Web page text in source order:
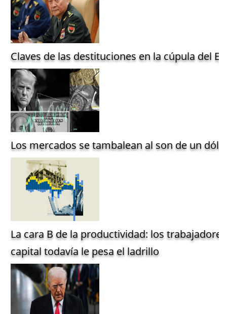
Claves de las destituciones en la cúpula del
Los mercados se tambalean al son de un
La cara B de la productividad: los
capital todavía le pesa el ladrillo